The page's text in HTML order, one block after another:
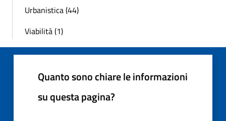
Urbanistica (44)
Viabilità (1)
Quanto sono chiare le informazioni
su questa pagina?